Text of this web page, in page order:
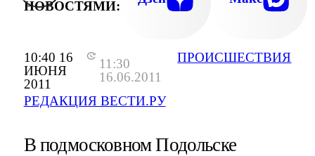
10:40 16
ИЮНЯ
2011
11:30
16.06.2011
РЕДАКЦИЯ ВЕСТИ.РУ
ПРОИСШЕСТВИЯ
НОВОСТЯМИ:
В подмосковном Подольске